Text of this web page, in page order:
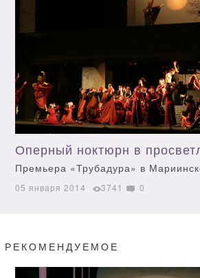
Оперный ноктюрн в
Премьера «Трубадура» в
05 января 2014 3741 0
РЕКОМЕНДУЕМОЕ